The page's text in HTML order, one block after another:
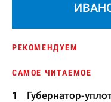
РЕКОМЕНДУЕМ
САМОЕ ЧИТАЕМОЕ
Губернатор-